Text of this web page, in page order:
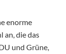
enorme
an, die das
und Grüne,